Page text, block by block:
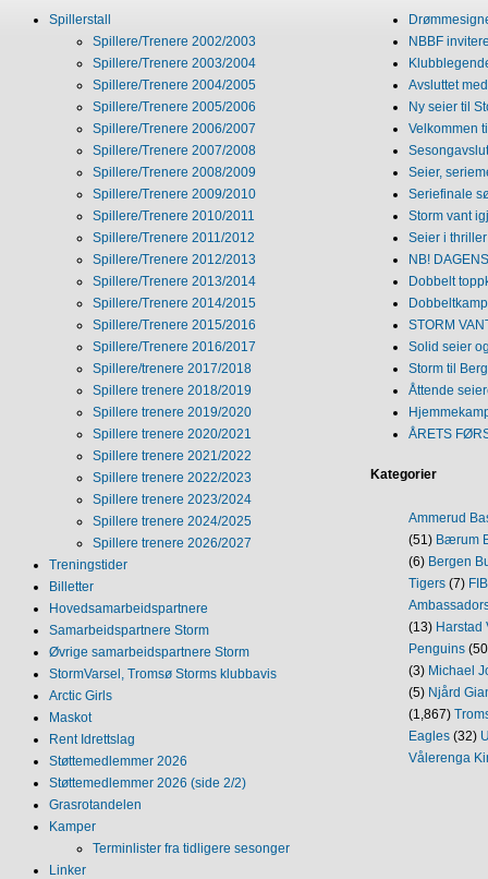
Spillerstall
Spillere/Trenere 2002/2003
Spillere/Trenere 2003/2004
Spillere/Trenere 2004/2005
Spillere/Trenere 2005/2006
Spillere/Trenere 2006/2007
Spillere/Trenere 2007/2008
Spillere/Trenere 2008/2009
Spillere/Trenere 2009/2010
Spillere/Trenere 2010/2011
Spillere/Trenere 2011/2012
Spillere/Trenere 2012/2013
Spillere/Trenere 2013/2014
Spillere/Trenere 2014/2015
Spillere/Trenere 2015/2016
Spillere/Trenere 2016/2017
Spillere/trenere 2017/2018
Spillere trenere 2018/2019
Spillere trenere 2019/2020
Spillere trenere 2020/2021
Spillere trenere 2021/2022
Spillere trenere 2022/2023
Spillere trenere 2023/2024
Spillere trenere 2024/2025
Spillere trenere 2026/2027
Treningstider
Billetter
Hovedsamarbeidspartnere
Samarbeidspartnere Storm
Øvrige samarbeidspartnere Storm
StormVarsel, Tromsø Storms klubbavis
Arctic Girls
Maskot
Rent Idrettslag
Støttemedlemmer 2026
Støttemedlemmer 2026 (side 2/2)
Grasrotandelen
Kamper
Terminlister fra tidligere sesonger
Linker
NBBF
Avsluttet
Ny seier til
Velkommen
Seier,
Seriefinale
Storm vant
Seier i
NB!
Dobbelt
STORM
Solid seier
Storm til
Åttende
ÅRETS
Kategorier
Ammerud
(51) Bærum
(6) Bergen
Tigers (7)
(13) Harstad
Penguins
(3) Michael
(5) Njård
(1,867)
Eagles (32)
Vålerenga